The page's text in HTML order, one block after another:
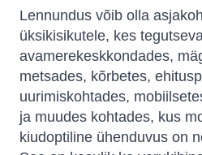
Lennundus võib olla
üksikisikutele, kes
avamerekeskkondades,
metsades, kõrbetes,
uurimiskohtades,
ja muudes kohtades, kus
kiudoptiline ühenduvus on